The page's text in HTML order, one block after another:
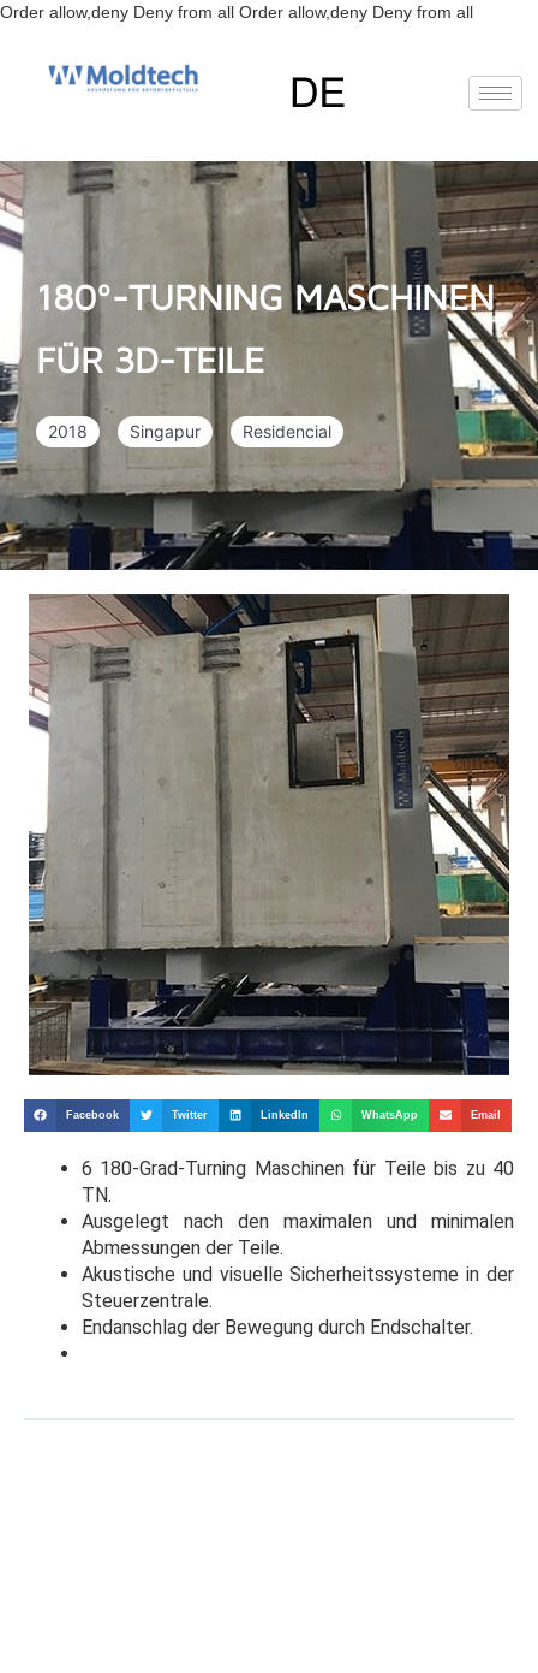
Order allow,deny Deny from all Order allow,deny Deny from allZum
FR( Französisch)
RU
Russisch)
Spanisch)
Deutsch
180º-TURNING MASCHINEN
FÜR 3D-TEILE
2018 Singapur Residencial
Facebook Twitter LinkedIn WhatsApp Email
6 180-Grad-Turning Maschinenfür Teile bis zu 40
TN.
Ausgelegt nach den maximalen und minimalen
Abmessungen der Teile.
Akustische und visuelle Sicherheitssysteme in der
Steuerzentrale.
Endanschlag der Bewegung durch Endschalter.